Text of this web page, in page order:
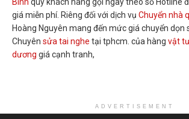
giá miễn phí. Riêng đối với dịch vụ Chuyển nhà
Hoàng Nguyên mang đến mức giá chuyển dọn
Chuyên sửa tai nghe tại tphcm. của hàng vật
dương giá cạnh tranh,
ADVERTISEMENT